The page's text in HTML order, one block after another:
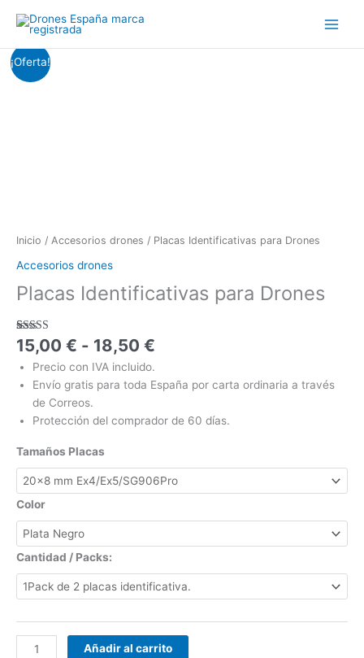
¡Oferta!
Inicio / Accesorios drones / Placas Identificativas para Drones
Accesorios drones
Placas Identificativas para Drones
Valorado
con5.00de
5 en base a
4
valoraciones
de clientes
15,00 € - 18,50 €
Precio con IVA incluido.
Envío gratis para toda España por carta ordinaria a través
de Correos.
Protección del comprador de 60 días.
Tamaños Placas
Color
Cantidad / Packs:
Placas
Identificativas
Añadir al carrito